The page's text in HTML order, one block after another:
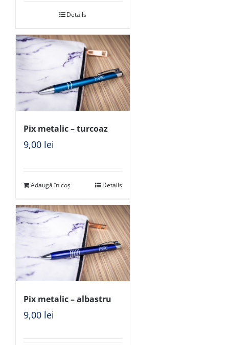
Details
Pix metalic – turcoaz
9,00 lei
Adaugă în coș Details
Pix metalic – albastru
9,00 lei